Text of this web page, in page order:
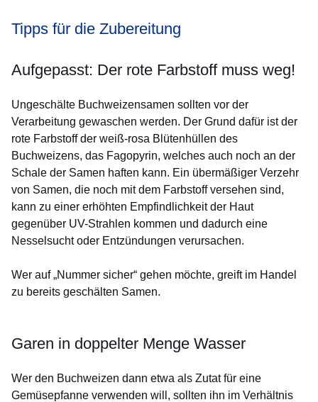
Tipps für die Zubereitung
Aufgepasst: Der rote Farbstoff muss weg!
Ungeschälte Buchweizensamen sollten vor der
Verarbeitung gewaschen werden. Der Grund dafür ist der
rote Farbstoff der weiß-rosa Blütenhüllen des
Buchweizens, das Fagopyrin, welches auch noch an der
Schale der Samen haften kann. Ein übermäßiger Verzehr
von Samen, die noch mit dem Farbstoff versehen sind,
kann zu einer erhöhten Empfindlichkeit der Haut
gegenüber UV-Strahlen kommen und dadurch eine
Nesselsucht oder Entzündungen verursachen.
Wer auf „Nummer sicher“ gehen möchte, greift im Handel
zu bereits geschälten Samen.
Garen in doppelter Menge Wasser
Wer den Buchweizen dann etwa als Zutat für eine
Gemüsepfanne verwenden will, sollten ihn im Verhältnis